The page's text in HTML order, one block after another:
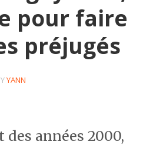
pour faire
préjugés
YANN
années 2000,